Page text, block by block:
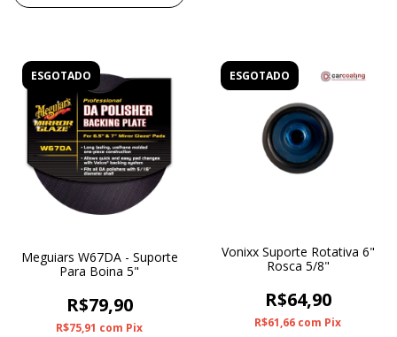
ESGOTADO
Meguiars W67DA - Suporte
Para Boina 5"
R$79,90
R$75,91 com Pix
ESGOTADO
Vonixx Suporte Rotativa 6"
Rosca 5/8"
R$64,90
R$61,66 com Pix